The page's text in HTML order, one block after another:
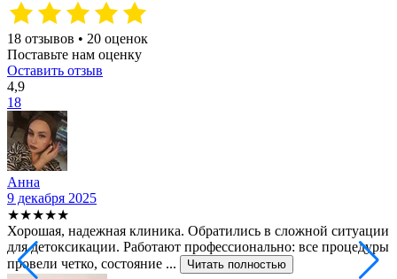
18 отзывов • 20 оценок
Поставьте нам оценку
Оставить отзыв
4,9
18
Анна
9 декабря 2025
★★★★★
Хорошая, надежная клиника. Обратились в сложной ситуации
для детоксикации. Работают профессионально: все процедуры
провели четко, состояние ...
Читать полностью